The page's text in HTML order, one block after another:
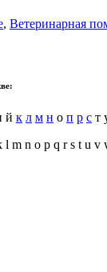
, Ветеринарная
й к л м н о п р с т
l m n o p q r s t u v